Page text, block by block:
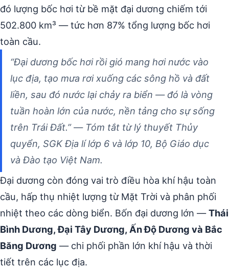
đó lượng bốc hơi từ bề mặt đại dương chiếm tới
502.800 km³ — tức hơn 87% tổng lượng bốc hơi
toàn cầu.
“Đại dương bốc hơi rồi gió mang hơi nước vào
lục địa, tạo mưa rơi xuống các sông hồ và đất
liền, sau đó nước lại chảy ra biển — đó là vòng
tuần hoàn lớn của nước, nền tảng cho sự sống
trên Trái Đất.” — Tóm tắt từ lý thuyết Thủy
quyển, SGK Địa lí lớp 6 và lớp 10, Bộ Giáo dục
và Đào tạo Việt Nam.
Đại dương còn đóng vai trò điều hòa khí hậu toàn
cầu, hấp thụ nhiệt lượng từ Mặt Trời và phân phối
nhiệt theo các dòng biển. Bốn đại dương lớn —Thái
Bình Dương, Đại Tây Dương, Ấn Độ Dương và Bắc
Băng Dương — chi phối phần lớn khí hậu và thời
tiết trên các lục địa.